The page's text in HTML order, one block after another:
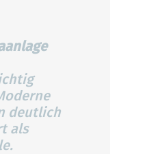
deutlich
als